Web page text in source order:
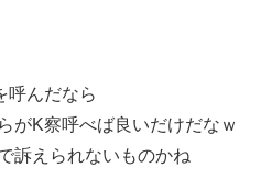
呼んだなら
がK察呼べば良いだけだなｗ
訴えられないものかね